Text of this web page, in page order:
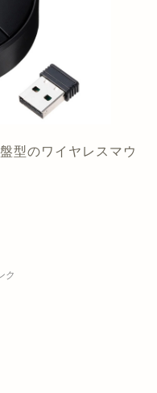
型のワイヤレスマウ
ク